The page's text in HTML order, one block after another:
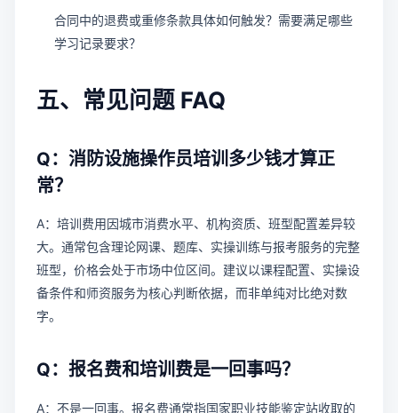
合同中的退费或重修条款具体如何触发？需要满足哪些
学习记录要求？
五、常见问题 FAQ
Q：消防设施操作员培训多少钱才算正
常？
A：培训费用因城市消费水平、机构资质、班型配置差异较
大。通常包含理论网课、题库、实操训练与报考服务的完整
班型，价格会处于市场中位区间。建议以课程配置、实操设
备条件和师资服务为核心判断依据，而非单纯对比绝对数
字。
Q：报名费和培训费是一回事吗？
A：不是一回事。报名费通常指国家职业技能鉴定站收取的